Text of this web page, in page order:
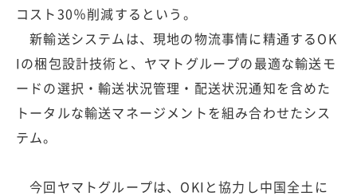
コスト30％削減するという。
新輸送システムは、現地の物流事情に精通するOK
Iの梱包設計技術と、ヤマトグループの最適な輸送モ
ードの選択・輸送状況管理・配送状況通知を含めた
トータルな輸送マネージメントを組み合わせたシス
テム。
今回ヤマトグループは、OKIと協力し中国全土に